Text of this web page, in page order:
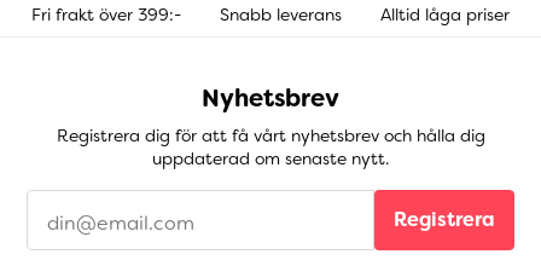
Fri frakt över 399:- Snabb leverans Alltid låga priser
Nyhetsbrev
Registrera dig för att få vårt nyhetsbrev och hålla dig
uppdaterad om senaste nytt.
Registrera